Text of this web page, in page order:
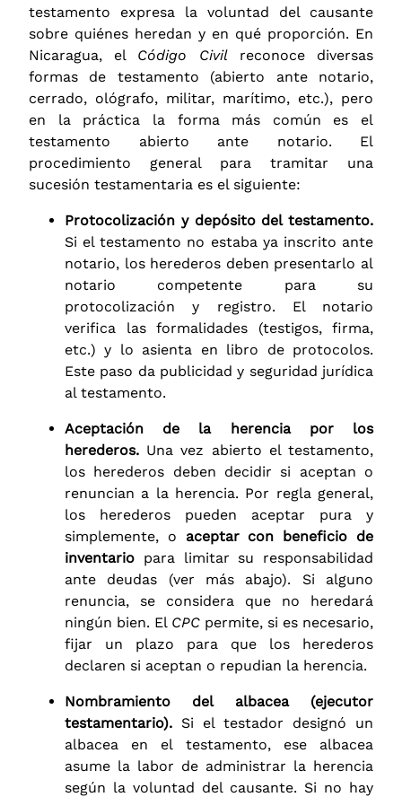
testamento expresa la voluntad del causante
sobre quiénes heredan y en qué proporción. En
Nicaragua, el Código Civilreconoce diversas
formas de testamento (abierto ante notario,
cerrado, ológrafo, militar, marítimo, etc.), pero
en la práctica la forma más común es el
testamento abierto ante notario. El
procedimiento general para tramitar una
sucesión testamentaria es el siguiente:
Protocolización y depósito del testamento.
Si el testamento no estaba ya inscrito ante
notario, los herederos deben presentarlo al
notario competente para su
protocolización y registro. El notario
verifica las formalidades (testigos, firma,
etc.) y lo asienta en libro de protocolos.
Este paso da publicidad y seguridad jurídica
al testamento.
Aceptación de la herencia por los
herederos. Una vez abierto el testamento,
los herederos deben decidir si aceptan o
renuncian a la herencia. Por regla general,
los herederos pueden aceptar pura y
simplemente, o aceptar con beneficio de
inventario para limitar su responsabilidad
ante deudas (ver más abajo). Si alguno
renuncia, se considera que no heredará
ningún bien. El CPC permite, si es necesario,
fijar un plazo para que los herederos
declaren si aceptan o repudian la herencia.
Nombramiento del albacea (ejecutor
testamentario). Si el testador designó un
albacea en el testamento, ese albacea
asume la labor de administrar la herencia
según la voluntad del causante. Si no hay